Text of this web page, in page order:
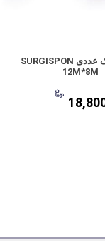
ژلتامپ تک عددی SURGISPON
12M*8M